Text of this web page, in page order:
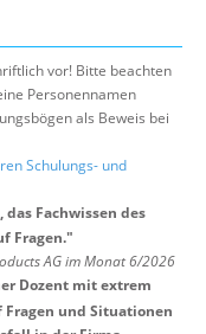
vor! Bitte beachten
Personennamen
als Beweis bei
Schulungs- und
Fachwissen des
Fragen."
AG im Monat 6/2026
Dozent mit extrem
und Situationen